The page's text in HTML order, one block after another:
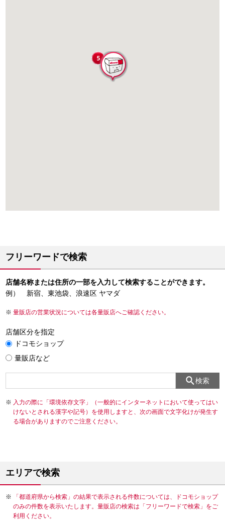
フリーワードで検索
店舗名称または住所の一部を入力して検索することができます。
例） 新宿、東池袋、浪速区 ヤマダ
量販店の営業状況については各量販店へご確認ください。
店舗区分を指定
ドコモショップ
量販店など
検索
入力の際に「環境依存文字」（一般的にインターネットにおいて使ってはい
けないとされる漢字や記号）を使用しますと、次の画面で文字化けが発生す
る場合がありますのでご注意ください。
エリアで検索
「都道府県から検索」の結果で表示される件数については、ドコモショップ
のみの件数を表示いたします。量販店の検索は「フリーワードで検索」をご
利用ください。